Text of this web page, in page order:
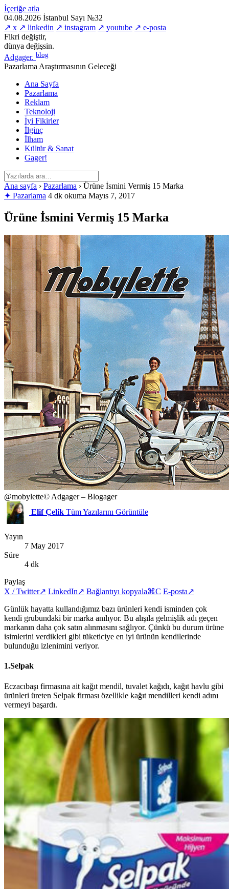
İçeriğe atla
04.08.2026 İstanbul Sayı №32
↗ x ↗ linkedin ↗ instagram ↗ youtube ↗ e-posta
Fikri değiştir,
dünya değişsin.
Adgager. blog
Pazarlama Araştırmasının Geleceği
Ana Sayfa
Pazarlama
Reklam
Teknoloji
İyi Fikirler
İlginç
İlham
Kültür & Sanat
Gager!
Ana sayfa › Pazarlama › Ürüne İsmini Vermiş 15 Marka
✦ Pazarlama 4 dk okuma Mayıs 7, 2017
Ürüne İsmini Vermiş 15 Marka
@mobylette© Adgager – Blogager
Elif Çelik Tüm Yazılarını Görüntüle
Yayın
7 May 2017
Süre
4 dk
Paylaş
X / Twitter↗ LinkedIn↗ Bağlantıyı kopyala⌘C E-posta↗
Günlük hayatta kullandığımız bazı ürünleri kendi isminden çok
kendi grubundaki bir marka anılıyor. Bu alışıla gelmişlik adı geçen
markanın daha çok satın alınmasını sağlıyor. Çünkü bu durum ürüne
isimlerini verdikleri gibi tüketiciye en iyi ürünün kendilerinde
bulunduğu izlenimini veriyor.
1.Selpak
Eczacıbaşı firmasına ait kağıt mendil, tuvalet kağıdı, kağıt havlu gibi
ürünleri üreten Selpak firması özellikle kağıt mendilleri kendi adını
vermeyi başardı.